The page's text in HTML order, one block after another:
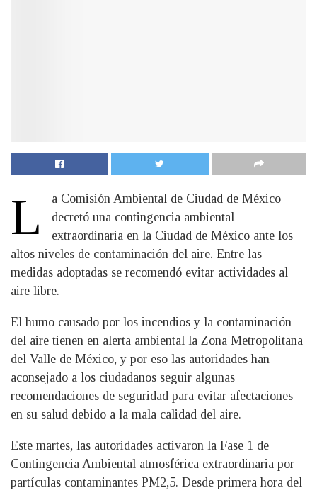
L
a Comisión Ambiental de Ciudad de México
decretó una contingencia ambiental
extraordinaria en la Ciudad de México ante los
altos niveles de contaminación del aire. Entre las
medidas adoptadas se recomendó evitar actividades al
aire libre.
El humo causado por los incendios y la contaminación
del aire tienen en alerta ambiental la Zona Metropolitana
del Valle de México, y por eso las autoridades han
aconsejado a los ciudadanos seguir algunas
recomendaciones de seguridad para evitar afectaciones
en su salud debido a la mala calidad del aire.
Este martes, las autoridades activaron la Fase 1 de
Contingencia Ambiental atmosférica extraordinaria por
partículas contaminantes PM2,5. Desde primera hora del